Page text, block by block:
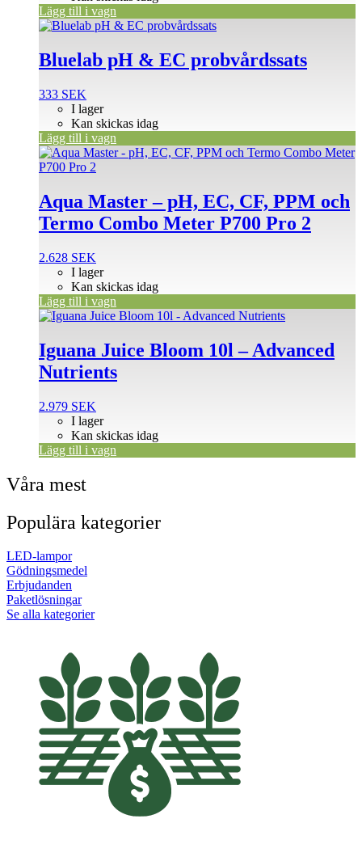
Lägg till i vagn
Bluelab pH & EC probvårdssats
333 SEK
I lager
Kan skickas idag
Lägg till i vagn
Aqua Master – pH, EC, CF, PPM och
Termo Combo Meter P700 Pro 2
2.628 SEK
I lager
Kan skickas idag
Lägg till i vagn
Iguana Juice Bloom 10l – Advanced
Nutrients
2.979 SEK
I lager
Kan skickas idag
Lägg till i vagn
Våra mest
Populära kategorier
LED-lampor
Gödningsmedel
Erbjudanden
Paketlösningar
Se alla kategorier